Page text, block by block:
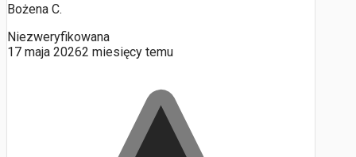
Bożena C.
Niezweryfikowana
17 maja 20262 miesięcy temu